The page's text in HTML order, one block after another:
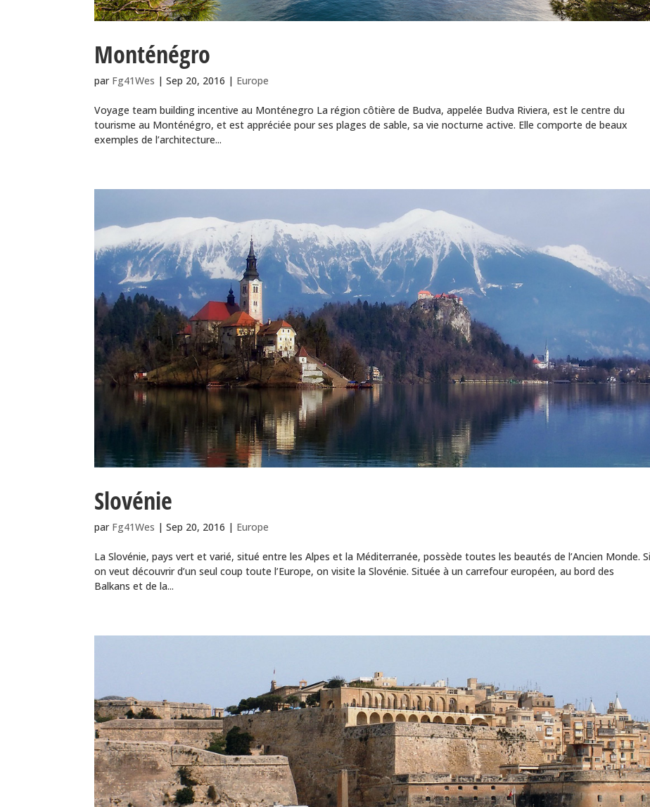
Monténégro
par Fg41Wes |Sep 20, 2016 | Europe
Voyage team building incentive au Monténegro La région côtière de Budva, appelée Budva Riviera, est le centre du
tourisme au Monténégro, et est appréciée pour ses plages de sable, sa vie nocturne active. Elle comporte de beaux
exemples de l’architecture...
Slovénie
par Fg41Wes |Sep 20, 2016 | Europe
La Slovénie, pays vert et varié, situé entre les Alpes et la Méditerranée, possède toutes les beautés de l’Ancien Monde. Si
on veut découvrir d’un seul coup toute l’Europe, on visite la Slovénie. Située à un carrefour européen, au bord des
Balkans et de la...